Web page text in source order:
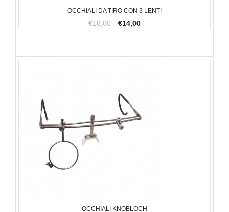
OCCHIALI DA TIRO CON 3 LENTI
€18,00 €14,00
OCCHIALI KNOBLOCH